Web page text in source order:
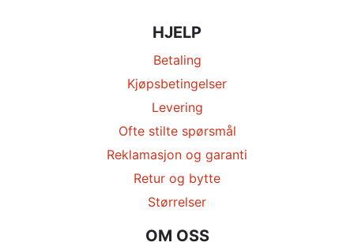
HJELP
Betaling
Kjøpsbetingelser
Levering
Ofte stilte spørsmål
Reklamasjon og garanti
Retur og bytte
Størrelser
OM OSS